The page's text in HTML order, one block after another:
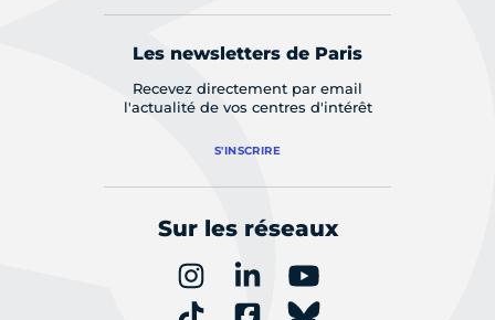
Les newsletters de Paris
Recevez directement par email
l'actualité de vos centres d'intérêt
S'INSCRIRE
Sur les réseaux